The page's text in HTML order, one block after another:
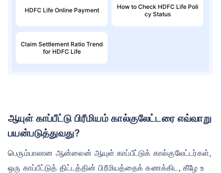
HDFC Life Online Payment
How to Check HDFC Life Poli
cy Status
Claim Settlement Ratio Trend
for HDFC Life
ஆயுள் காப்பீட்டு பிரீமியம் கால்குலேட்டரை எவ்வாறு
பயன்படுத்துவது?
பெரும்பாலான ஆன்லைன் ஆயுள் காப்பீட்டுக் கால்குலேட்டர்கள்,
ஒரு காப்பீட்டுத் திட்டத்தின் பிரீமியத்தைக் கணக்கிட, கீழே உ